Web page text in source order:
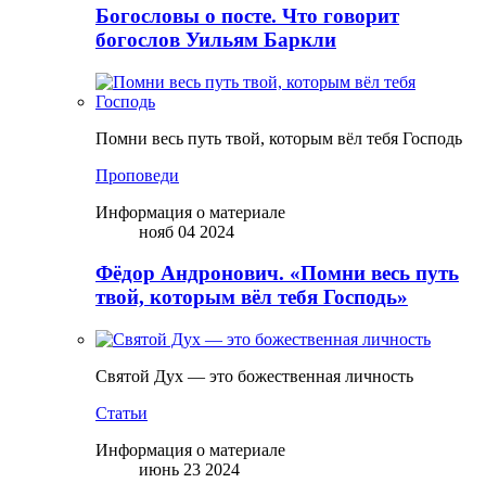
Богословы о посте. Что говорит
богослов Уильям Баркли
Помни весь путь твой, которым вёл тебя Господь
Проповеди
Информация о материале
нояб 04 2024
Фёдор Андронович. «Помни весь путь
твой, которым вёл тебя Господь»
Святой Дух — это божественная личность
Статьи
Информация о материале
июнь 23 2024